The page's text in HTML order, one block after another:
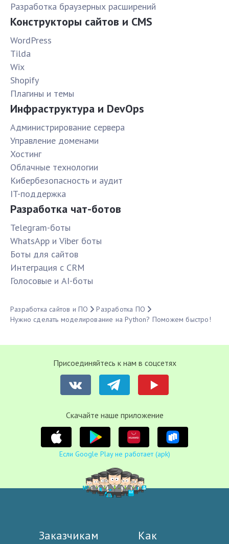
Разработка браузерных расширений
Конструкторы сайтов и CMS
WordPress
Tilda
Wix
Shopify
Плагины и темы
Инфраструктура и DevOps
Администрирование сервера
Управление доменами
Хостинг
Облачные технологии
Кибербезопасность и аудит
IT-поддержка
Разработка чат-ботов
Telegram-боты
WhatsApp и Viber боты
Боты для сайтов
Интеграция с CRM
Голосовые и AI-боты
Разработка сайтов и ПО
Разработка ПО
Нужно сделать моделирование на Python? Поможем быстро!
Присоединяйтесь к нам в соцсетях
Cкачайте наше приложение
Если Google Play не работает (apk)
Заказчикам
Как